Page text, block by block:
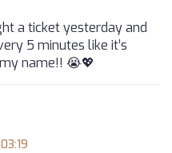
a ticket yesterday and
5 minutes like it’s
name!! 😭💖